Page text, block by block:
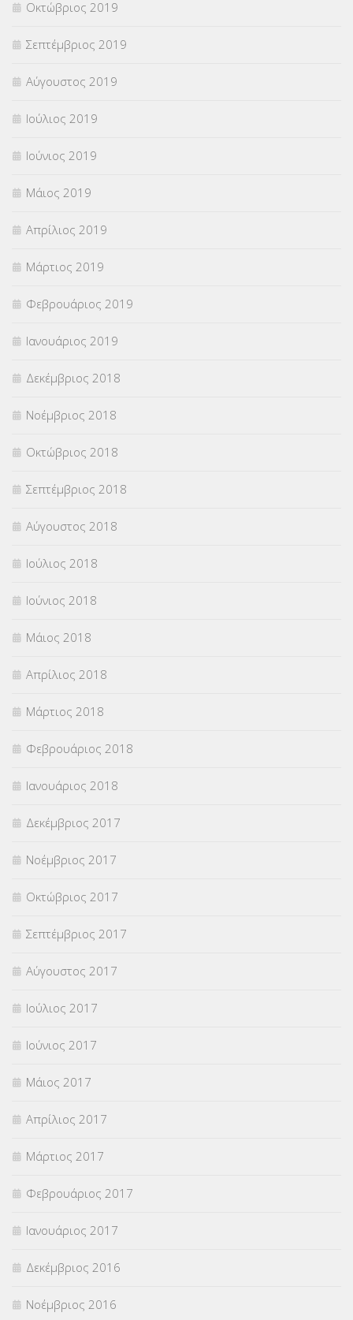
Οκτώβριος 2019
Σεπτέμβριος 2019
Αύγουστος 2019
Ιούλιος 2019
Ιούνιος 2019
Μάιος 2019
Απρίλιος 2019
Μάρτιος 2019
Φεβρουάριος 2019
Ιανουάριος 2019
Δεκέμβριος 2018
Νοέμβριος 2018
Οκτώβριος 2018
Σεπτέμβριος 2018
Αύγουστος 2018
Ιούλιος 2018
Ιούνιος 2018
Μάιος 2018
Απρίλιος 2018
Μάρτιος 2018
Φεβρουάριος 2018
Ιανουάριος 2018
Δεκέμβριος 2017
Νοέμβριος 2017
Οκτώβριος 2017
Σεπτέμβριος 2017
Αύγουστος 2017
Ιούλιος 2017
Ιούνιος 2017
Μάιος 2017
Απρίλιος 2017
Μάρτιος 2017
Φεβρουάριος 2017
Ιανουάριος 2017
Δεκέμβριος 2016
Νοέμβριος 2016